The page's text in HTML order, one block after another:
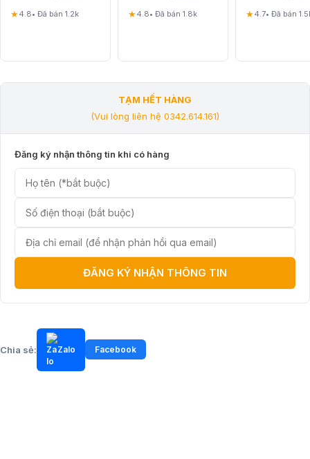
TẠM HẾT HÀNG
(Vui lòng liên hệ 0342.614.161)
Đăng ký nhận thông tin khi có hàng
ĐĂNG KÝ NHẬN THÔNG TIN
Chia sẻ: Zalo Facebook
★4.8• Đã bán 1.2k ★4.8• Đã bán 1.8k ★4.7• Đã bán